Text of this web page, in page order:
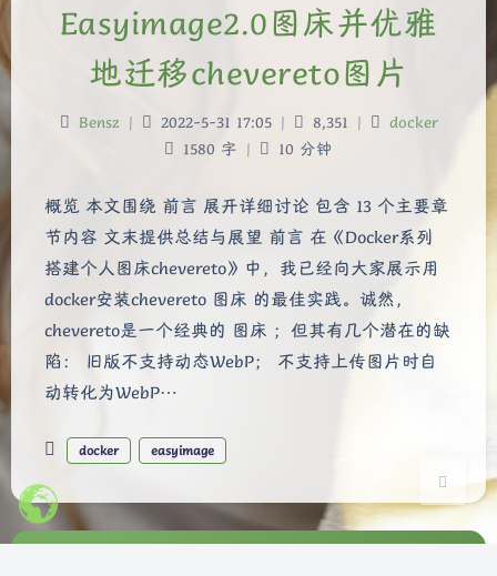
夜间模式
Sans Serif Serif
浅阴影 深阴影
Easyimage2.0图床并优雅
地迁移chevereto图片
Bensz | 2022-5-31 17:05 | 8,351 |
docker
1580 字 | 10 分钟
概览 本文围绕 前言 展开详细讨论 包含 13 个主要章
节内容 文末提供总结与展望 前言 在《Docker系列
搭建个人图床chevereto》中，我已经向大家展示用
docker安装chevereto 图床 的最佳实践。诚然，
chevereto是一个经典的 图床 ；但其有几个潜在的缺
陷： 旧版不支持动态WebP； 不支持上传图片时自
动转化为WebP…
docker easyimage